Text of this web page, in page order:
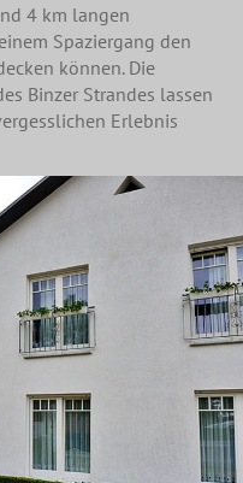
4 km langen
Spaziergang den
können. Die
Binzer Strandes lassen
Erlebnis